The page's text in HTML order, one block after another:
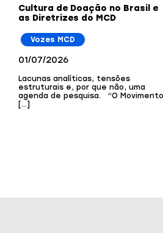
Cultura de Doação no Brasil e
as Diretrizes do MCD
Vozes MCD
01/07/2026
Lacunas analíticas, tensões
estruturais e, por que não, uma
agenda de pesquisa. “O Movimento
[…]